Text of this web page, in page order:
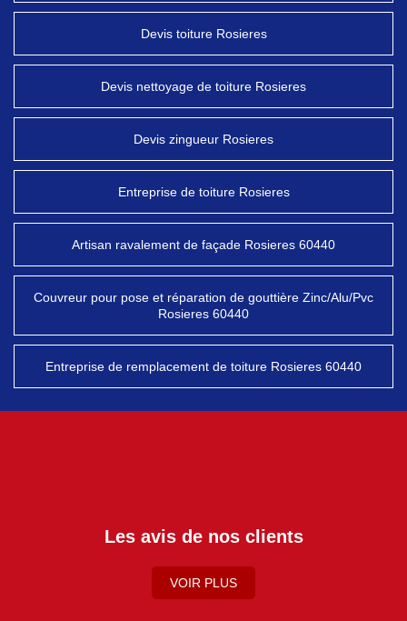
Devis toiture Rosieres
Devis nettoyage de toiture Rosieres
Devis zingueur Rosieres
Entreprise de toiture Rosieres
Artisan ravalement de façade Rosieres 60440
Couvreur pour pose et réparation de gouttière Zinc/Alu/Pvc
Rosieres 60440
Entreprise de remplacement de toiture Rosieres 60440
Les avis de nos clients
VOIR PLUS